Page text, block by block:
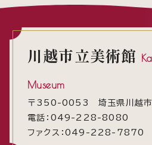
川越市立美術館
Museum
〒350-0053 埼玉県川越市
電話：049-228-8080
ファクス：049-228-7870